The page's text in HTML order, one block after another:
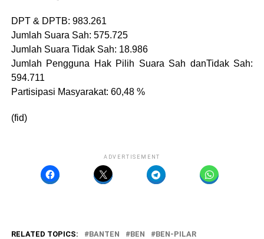
DPT & DPTB: 983.261
Jumlah Suara Sah: 575.725
Jumlah Suara Tidak Sah: 18.986
Jumlah Pengguna Hak Pilih Suara Sah danTidak Sah:
594.711
Partisipasi Masyarakat: 60,48 %
(fid)
ADVERTISEMENT
RELATED TOPICS: BANTEN BEN BEN-PILAR